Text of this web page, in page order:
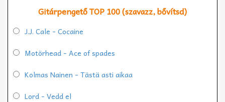
Gitárpengető TOP 100 (szavazz, bővítsd)
J.J. Cale - Cocaine
Motörhead - Ace of spades
Kolmas Nainen - Tästä asti aikaa
Lord - Vedd el